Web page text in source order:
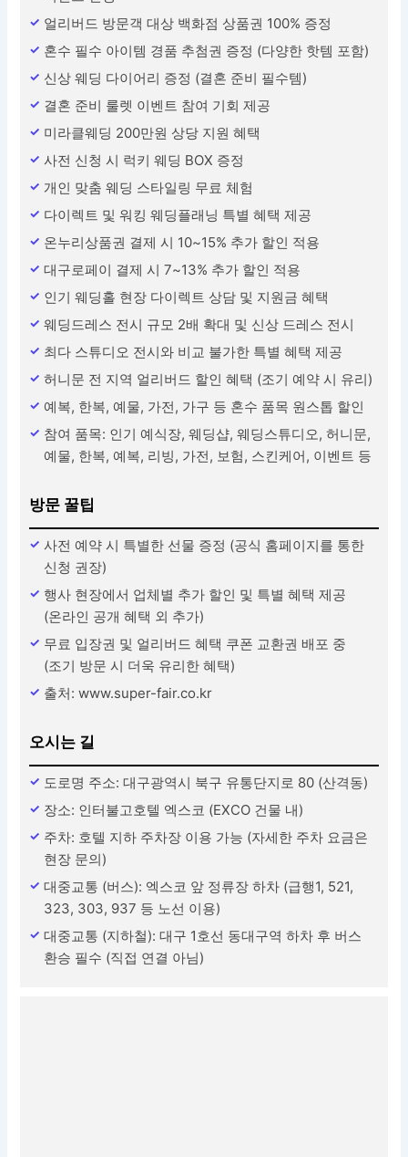
얼리버드 방문객 대상 백화점 상품권 100% 증정
혼수 필수 아이템 경품 추첨권 증정 (다양한 핫템 포함)
신상 웨딩 다이어리 증정 (결혼 준비 필수템)
결혼 준비 룰렛 이벤트 참여 기회 제공
미라클웨딩 200만원 상당 지원 혜택
사전 신청 시 럭키 웨딩 BOX 증정
개인 맞춤 웨딩 스타일링 무료 체험
다이렉트 및 워킹 웨딩플래닝 특별 혜택 제공
온누리상품권 결제 시 10~15% 추가 할인 적용
대구로페이 결제 시 7~13% 추가 할인 적용
인기 웨딩홀 현장 다이렉트 상담 및 지원금 혜택
웨딩드레스 전시 규모 2배 확대 및 신상 드레스 전시
최다 스튜디오 전시와 비교 불가한 특별 혜택 제공
허니문 전 지역 얼리버드 할인 혜택 (조기 예약 시 유리)
예복, 한복, 예물, 가전, 가구 등 혼수 품목 원스톱 할인
참여 품목: 인기 예식장, 웨딩샵, 웨딩스튜디오, 허니문,
예물, 한복, 예복, 리빙, 가전, 보험, 스킨케어, 이벤트 등
방문 꿀팁
사전 예약 시 특별한 선물 증정 (공식 홈페이지를 통한
신청 권장)
행사 현장에서 업체별 추가 할인 및 특별 혜택 제공
(온라인 공개 혜택 외 추가)
무료 입장권 및 얼리버드 혜택 쿠폰 교환권 배포 중
(조기 방문 시 더욱 유리한 혜택)
출처: www.super-fair.co.kr
오시는 길
도로명 주소: 대구광역시 북구 유통단지로 80 (산격동)
장소: 인터불고호텔 엑스코 (EXCO 건물 내)
주차: 호텔 지하 주차장 이용 가능 (자세한 주차 요금은
현장 문의)
대중교통 (버스): 엑스코 앞 정류장 하차 (급행1, 521,
323, 303, 937 등 노선 이용)
대중교통 (지하철): 대구 1호선 동대구역 하차 후 버스
환승 필수 (직접 연결 아님)